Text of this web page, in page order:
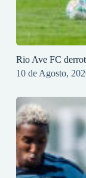
Rio Ave FC
10 de Agosto,